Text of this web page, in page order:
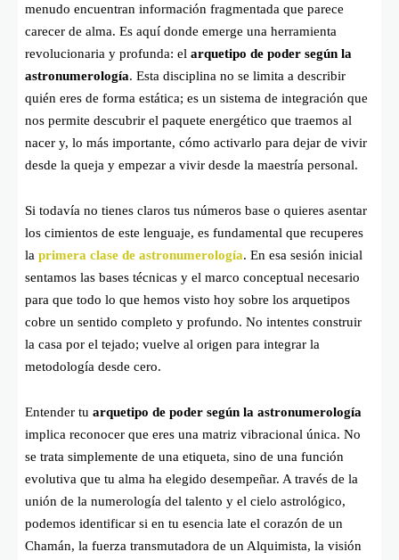
menudo encuentran información fragmentada que parece
carecer de alma. Es aquí donde emerge una herramienta
revolucionaria y profunda: el arquetipo de poder según la
astronumerología. Esta disciplina no se limita a describir
quién eres de forma estática; es un sistema de integración que
nos permite descubrir el paquete energético que traemos al
nacer y, lo más importante, cómo activarlo para dejar de vivir
desde la queja y empezar a vivir desde la maestría personal.
Si todavía no tienes claros tus números base o quieres asentar
los cimientos de este lenguaje, es fundamental que recuperes
la primera clase de astronumerología. En esa sesión inicial
sentamos las bases técnicas y el marco conceptual necesario
para que todo lo que hemos visto hoy sobre los arquetipos
cobre un sentido completo y profundo. No intentes construir
la casa por el tejado; vuelve al origen para integrar la
metodología desde cero.
Entender tu arquetipo de poder según la astronumerología
implica reconocer que eres una matriz vibracional única. No
se trata simplemente de una etiqueta, sino de una función
evolutiva que tu alma ha elegido desempeñar. A través de la
unión de la numerología del talento y el cielo astrológico,
podemos identificar si en tu esencia late el corazón de un
Chamán, la fuerza transmutadora de un Alquimista, la visión